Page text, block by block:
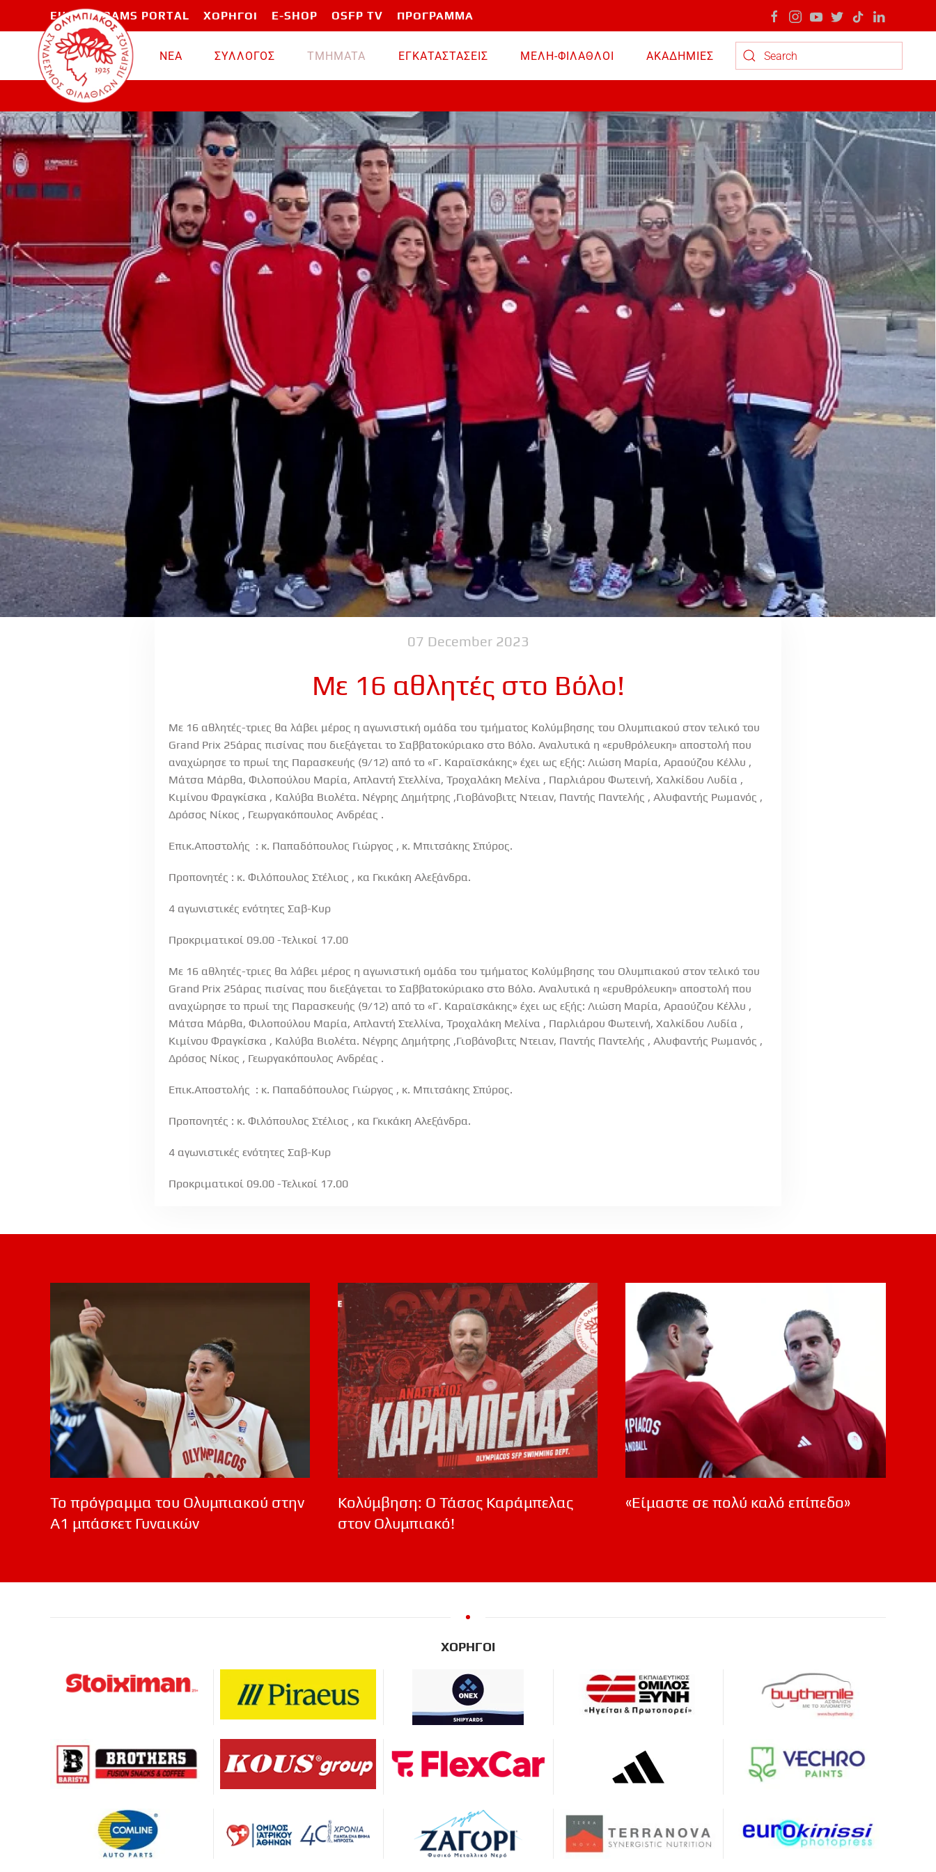
Skip to main content
EU PROGRAMS PORTAL ΧΟΡΗΓΟΙ E-SHOP OSFP TV ΠΡΟΓΡΑΜΜΑ
ΝΕΑ ΣΥΛΛΟΓΟΣ TMHMATA ΕΓΚΑΤΑΣΤΑΣΕΙΣ ΜΕΛΗ-ΦΙΛΑΘΛΟΙ
ΑΚΑΔΗΜΙΕΣ
Type 2 or more characters for results.
07 December 2023
Με 16 αθλητές στο Bόλο!
Με 16 αθλητές-τριες θα λάβει μέρος η αγωνιστική ομάδα του τμήματος Κολύμβησης του Ολυμπιακού στον τελικό του
Grand Prix 25άρας πισίνας που διεξάγεται το Σαββατοκύριακο στο Βόλο. Αναλυτικά η «ερυθρόλευκη» αποστολή που
αναχώρησε το πρωί της Παρασκευής (9/12) από το «Γ. Καραϊσκάκης» έχει ως εξής: Λιώση Μαρία, Αραούζου Κέλλυ ,
Μάτσα Μάρθα, Φιλοπούλου Μαρία, Απλαντή Στελλίνα, Τροχαλάκη Μελίνα , Παρλιάρου Φωτεινή, Χαλκίδου Λυδία ,
Κιμίνου Φραγκίσκα , Καλύβα Βιολέτα. Νέγρης Δημήτρης ,Γιοβάνοβιτς Ντειαν, Παντής Παντελής , Αλυφαντής Ρωμανός ,
Δρόσος Νίκος , Γεωργακόπουλος Ανδρέας .
Επικ.Αποστολής : κ. Παπαδόπουλος Γιώργος , κ. Μπιτσάκης Σπύρος.
Προπονητές : κ. Φιλόπουλος Στέλιος , κα Γκικάκη Αλεξάνδρα.
4 αγωνιστικές ενότητες Σαβ-Κυρ
Προκριματικοί 09.00 -Τελικοί 17.00
Με 16 αθλητές-τριες θα λάβει μέρος η αγωνιστική ομάδα του τμήματος Κολύμβησης του Ολυμπιακού στον τελικό του
Grand Prix 25άρας πισίνας που διεξάγεται το Σαββατοκύριακο στο Βόλο. Αναλυτικά η «ερυθρόλευκη» αποστολή που
αναχώρησε το πρωί της Παρασκευής (9/12) από το «Γ. Καραϊσκάκης» έχει ως εξής: Λιώση Μαρία, Αραούζου Κέλλυ ,
Μάτσα Μάρθα, Φιλοπούλου Μαρία, Απλαντή Στελλίνα, Τροχαλάκη Μελίνα , Παρλιάρου Φωτεινή, Χαλκίδου Λυδία ,
Κιμίνου Φραγκίσκα , Καλύβα Βιολέτα. Νέγρης Δημήτρης ,Γιοβάνοβιτς Ντειαν, Παντής Παντελής , Αλυφαντής Ρωμανός ,
Δρόσος Νίκος , Γεωργακόπουλος Ανδρέας .
Επικ.Αποστολής : κ. Παπαδόπουλος Γιώργος , κ. Μπιτσάκης Σπύρος.
Προπονητές : κ. Φιλόπουλος Στέλιος , κα Γκικάκη Αλεξάνδρα.
4 αγωνιστικές ενότητες Σαβ-Κυρ
Προκριματικοί 09.00 -Τελικοί 17.00
Το πρόγραμμα του Ολυμπιακού στην
Α1 μπάσκετ Γυναικών
Κολύμβηση: Ο Τάσος Καράμπελας
στον Ολυμπιακό!
«Είμαστε σε πολύ καλό επίπεδο»
ΧΟΡΗΓΟΙ